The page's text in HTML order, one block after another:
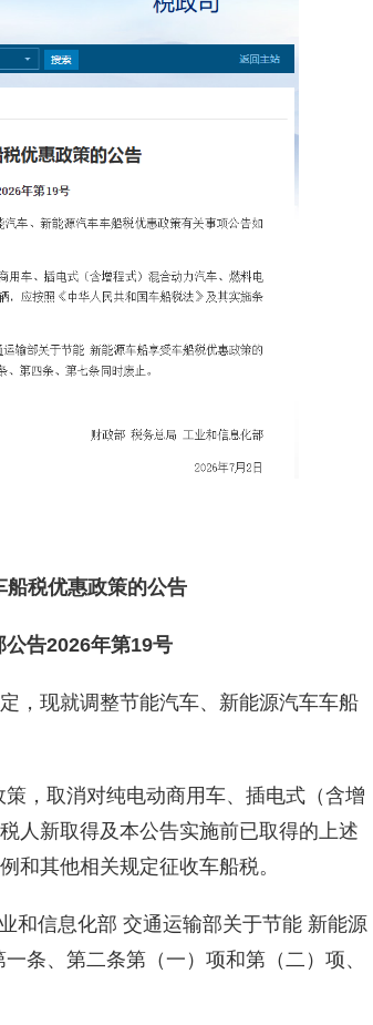
船税优惠政策的公告
告2026年第19号
，现就调整节能汽车、新能源汽车车船
，取消对纯电动商用车、插电式（含增
人新取得及本公告实施前已取得的上述
和其他相关规定征收车船税。
和信息化部 交通运输部关于节能 新能源
条、第二条第（一）项和第（二）项、